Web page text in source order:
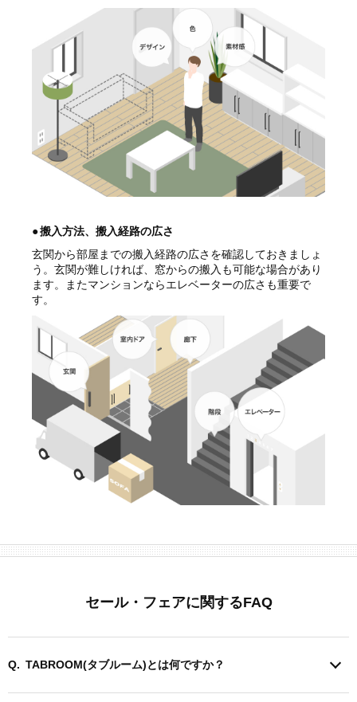
●搬入方法、搬入経路の広さ
玄関から部屋までの搬入経路の広さを確認しておきましょ
う。玄関が難しければ、窓からの搬入も可能な場合があり
ます。またマンションならエレベーターの広さも重要で
す。
セール・フェアに関するFAQ
TABROOM(タブルーム)とは何ですか？